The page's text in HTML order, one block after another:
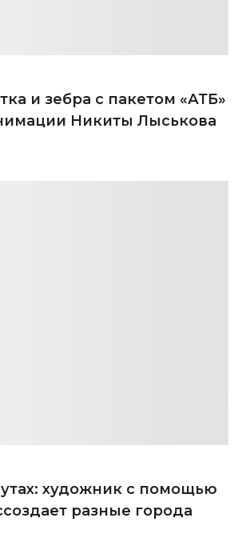
и зебра с пакетом «АТБ»
Никиты Лыськова
художник с помощью
разные города